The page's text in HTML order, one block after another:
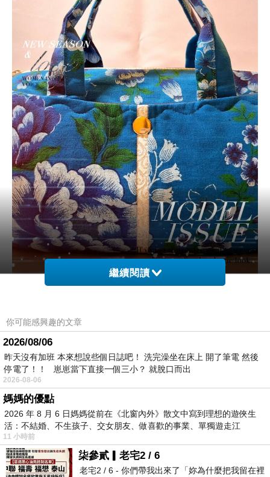
吉祥圖案
觀之客家人藝術品
陶、瓷 、廚具(盤、碗
品(簾、劍帶、肚兜、枕)等之外觀，其彩繪及繡
法皆以吉祥圖案（牡丹花、梅花、
草 、鴛鴦、魚、雞、蝦、竹等）為美好暗喻(即
「福、祿、壽、禧、子、財」)的方式表達。客家
人心境寓意之美於此發揮得淋漓盡致。
繼續閱讀
你可能感興趣的文章
2026/08/06
昨天沒有加班 本來想說些個日誌吧！ 洗完澡坐在床上 開了筆電 然後
停電了！！ 崽崽當下直接一個三小？ 就脫口而出
2026-08-06
媽媽的優點
2026 年 8 月 6 日媽媽從前在《北窗內外》散文中寫到理想的遊俠生
活：不結婚、不生孩子、交女朋友、做喜歡的事業、單獨遊走江
湖⋯⋯，
11 小時前
柒參貳▎老宅2 / 6
老宅2 / 6 - 你們帶我出來了「妳為什麼把我留在裡